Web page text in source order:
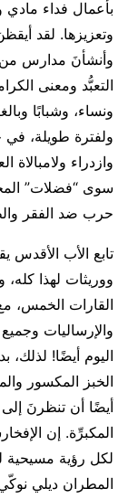
بأعمال فداء
وتعزيزها. لقد
وأنشأنَ مدارس من
التعبُّد ومعنى
ونساء، وشبابًا
ولفترة طويلة،
وازدراء
سوى “فضلات”
حرب ضد الفقر
تابع الأب الأقدس
ووريثات لهذا
القارات الخمس،
والإرساليات
اليوم أيضًا! لذلك،
الخبز المكسور
أيضًا أن تنظرنَ
المكبرِّة. إن
لكل رؤية مسيحية
المطران ديلي نوكّي